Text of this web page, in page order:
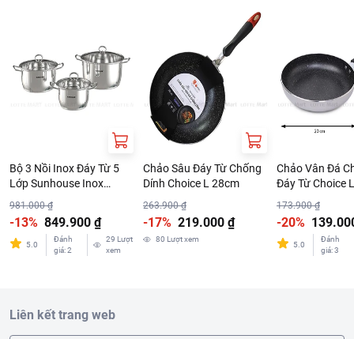
Địa chỉ: SO 18 PHO ME TRI HAPHUONG ME TRI, QUAN TU LIEM,
Bộ 3 Nồi Inox Đáy Từ 5
Lớp Sunhouse Inox
981.000 ₫
-13% 849.900 ₫
5.0
Đánh
giá:2
29 Lượt
xem
Chảo Sâu Đáy Từ Chống
Dính Choice L 28cm
263.900 ₫
-17% 219.000 ₫
80 Lượt xem
Chảo Vân Đá
Đáy Từ Choice
173.900 ₫
-20%
5.0
Đánh
giá:3
Liên kết trang web